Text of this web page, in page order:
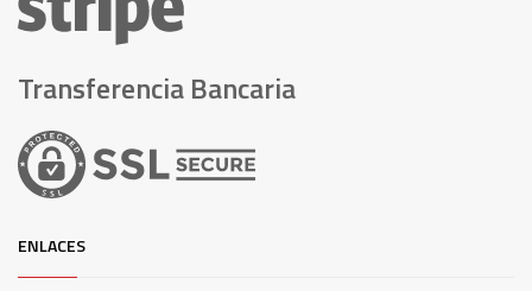
Transferencia Bancaria
ENLACES